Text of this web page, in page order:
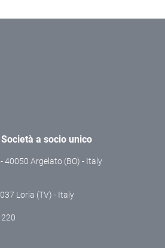
Società a socio unico
40050 Argelato (BO) - Italy
Loria (TV) - Italy